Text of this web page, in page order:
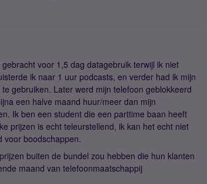
voor 1,5 dag datagebruik terwijl ik niet
ik naar 1 uur podcasts, en verder had ik mijn
gebruiken. Later werd mijn telefoon geblokkeerd
een halve maand huur/meer dan mijn
Ik ben een student die een parttime baan heeft
prijzen is echt teleurstellend, ik kan het echt niet
voor boodschappen.
buiten de bundel zou hebben die hun klanten
maand van telefoonmaatschappij